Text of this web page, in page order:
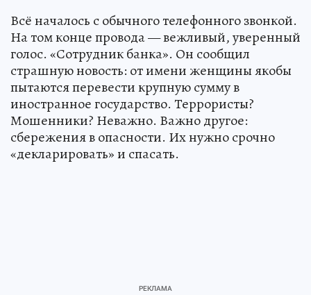
Всё началось с обычного телефонного звонкой.
На том конце провода — вежливый, уверенный
голос. «Сотрудник банка». Он сообщил
страшную новость: от имени женщины якобы
пытаются перевести крупную сумму в
иностранное государство. Террористы?
Мошенники? Неважно. Важно другое:
сбережения в опасности. Их нужно срочно
«декларировать» и спасать.